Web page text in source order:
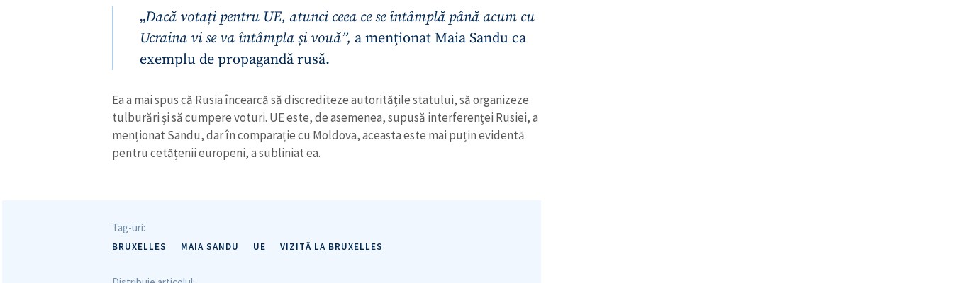
„Dacă votați pentru UE, atunci ceea ce se întâmplă până acum cu
Ucraina vi se va întâmpla și vouă”, a menționat Maia Sandu ca
exemplu de propagandă rusă.
Ea a mai spus că Rusia încearcă să discrediteze autoritățile statului, să organizeze
tulburări și să cumpere voturi. UE este, de asemenea, supusă interferenței Rusiei, a
menționat Sandu, dar în comparație cu Moldova, aceasta este mai puțin evidentă
pentru cetățenii europeni, a subliniat ea.
Tag-uri:
BRUXELLES MAIA SANDU UE VIZITĂ LA BRUXELLES